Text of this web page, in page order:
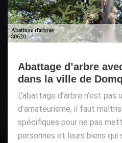
Abattage d’arbre
dans la ville de
L’abattage d’arbre n’est pas
d’amateurisme, il faut
spécifiques pour ne pas
personnes et leurs biens